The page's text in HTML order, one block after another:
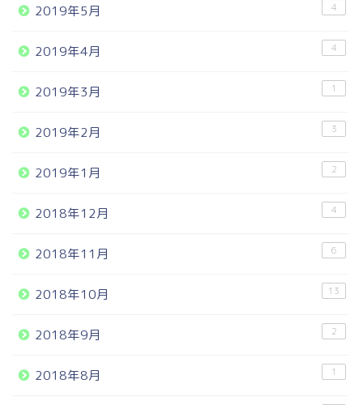
2019年5月 4
2019年4月 4
2019年3月 1
2019年2月 3
2019年1月 2
2018年12月 4
2018年11月 6
2018年10月 13
2018年9月 2
2018年8月 1